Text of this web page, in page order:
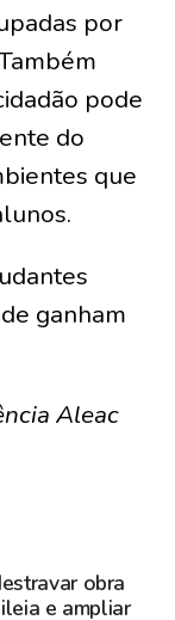
por
pode
do
que
ganham
Aleac
obra
e ampliar